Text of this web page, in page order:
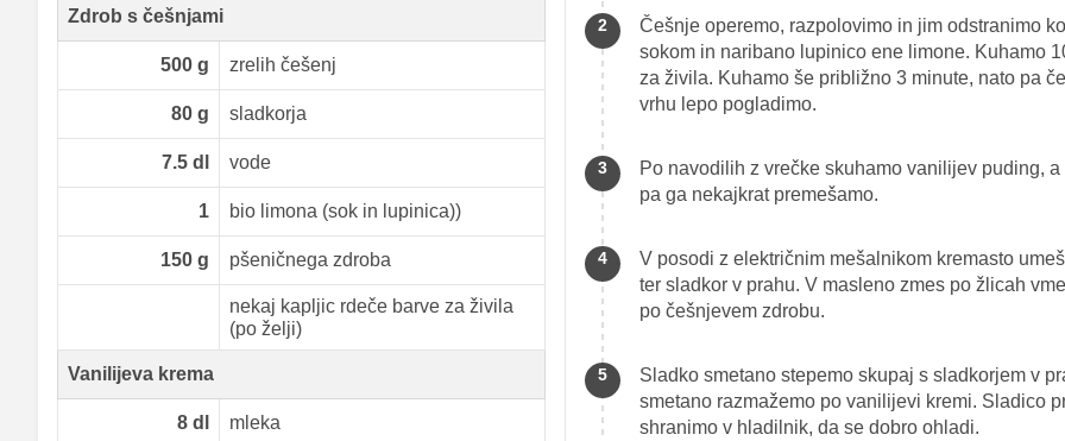
Zdrob s češnjami
500 g zrelih češenj
80 g sladkorja
7.5 dl vode
1 bio limona (sok in lupinica))
150 g pšeničnega zdroba
nekaj kapljic rdeče barve za živila
(po želji)
Vanilijeva krema
8 dl mleka
Češnje operemo, razpolovimo in jim odstranimo
sokom in naribano lupinico ene limone. Kuhamo
za živila. Kuhamo še približno 3 minute, nato pa
vrhu lepo pogladimo.
Po navodilih z vrečke skuhamo vanilijev puding,
pa ga nekajkrat premešamo.
V posodi z električnim mešalnikom kremasto
ter sladkor v prahu. V masleno zmes po žlicah
po češnjevem zdrobu.
Sladko smetano stepemo skupaj s sladkorjem v
smetano razmažemo po vanilijevi kremi. Sladico
shranimo v hladilnik, da se dobro ohladi.